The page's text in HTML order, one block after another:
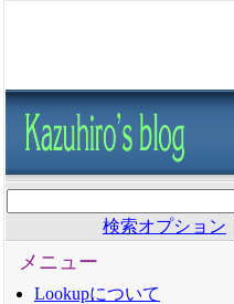
検索オプション
メニュー
Lookupについて